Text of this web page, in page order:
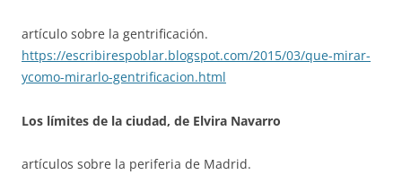
artículo sobre la gentrificación.
https://escribirespoblar.blogspot.com/2015/03/que-mirar-
ycomo-mirarlo-gentrificacion.html
Los límites de la ciudad, de Elvira Navarro
artículos sobre la periferia de Madrid.